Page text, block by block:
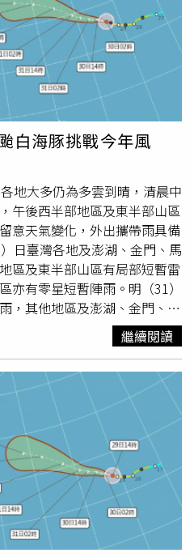
閃光彈」般眼前突然一片白，
濕透。1名自稱事發親歷者的
前往五台山徒步，因雨勢增
沒想到突然與附近其他遊客一
己意識仍清楚，原本甚至想繼
麻，懷疑可能與攜帶的登山杖
台山近日傳出山友徒步途中疑
。（圖／翻攝自微博）陳先生
受影響的山友攙扶下山。當地
通報後趕赴現場，並將相關人
仍在醫院接受觀察，並接受消
護提醒。五台山風景名勝區公
件，但並非直接擊中人員，而
無人員傷亡。據了解，近期五
，當地頻繁出現強降雨及雷電
府已多次勸導遊客暫停登山、
未聽勸阻。1名資深領隊提
變，遊客出發前應確認天氣狀
見雷聲，應避免前往山頂、開
同時攜帶急救用品及保暖裝
勝區管理委員會也發布公告，
面禁止台頂徒步活動。公告指
氣影響，景區可能發生山洪、
路、失溫、雷擊等安全風險。
台、中台五座台頂區域，以及
外穿越路線，均禁止個人及團
返措施，並要求網路平台及自
徒步活動，以降低山區意外風
白海豚挑戰今年風
地大多仍為多雲到晴，清晨中
午後西半部地區及東半部山區
意天氣變化，外出攜帶雨具備
日臺灣各地及澎湖、金門、馬
區及東半部山區有局部短暫雷
亦有零星短暫陣雨。明（31）
，其他地區及澎湖、金門、馬
區及東半部山區有局部短暫雷
豚」目前距離臺灣仍有4000
象專家吳德榮在專爛「洩天機
」因高海溫、高海洋熱含量
強輻散等環境條件，已增強至
」的紀錄，並將繼續增強至
王的機率；未來5天向西北西
。最新（29日20時）歐洲人
未來10天的「暴風範圍侵襲機
向南調整、經日本琉球、九州
襲機率亦以琉球、九州一帶較
繼續閱讀